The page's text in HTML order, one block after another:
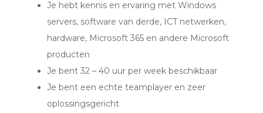
Je hebt kennis en ervaring met Windows
servers, software van derde, ICT netwerken,
hardware, Microsoft 365 en andere Microsoft
producten
Je bent 32 – 40 uur per week beschikbaar
Je bent een echte teamplayer en zeer
oplossingsgericht